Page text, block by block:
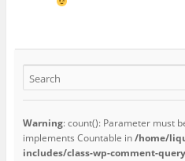
Warning: count(): Parameter must
implements Countable in/home/
includes/class-wp-comment-